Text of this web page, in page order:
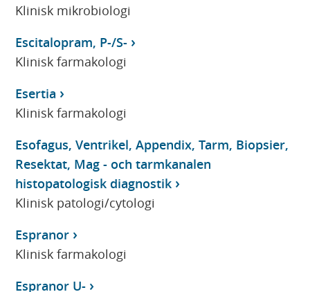
Klinisk mikrobiologi
Escitalopram, P-/S-
Klinisk farmakologi
Esertia
Klinisk farmakologi
Esofagus, Ventrikel, Appendix, Tarm, Biopsier,
Resektat, Mag - och tarmkanalen
histopatologisk diagnostik
Klinisk patologi/cytologi
Espranor
Klinisk farmakologi
Espranor U-